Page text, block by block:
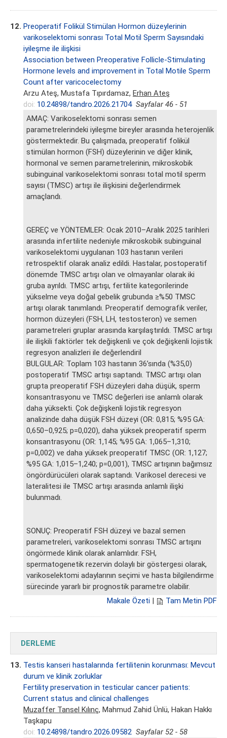
12. Preoperatif Folikül Stimülan Hormon düzeylerinin
varikoselektomi sonrası Total Motil Sperm Sayısındaki
iyileşme ile ilişkisi
Association between Preoperative Follicle-Stimulating
Hormone levels and improvement in Total Motile Sperm
Count after varicocelectomy
Arzu Ateş, Mustafa Tıpırdamaz, Erhan Ateş
doi: 10.24898/tandro.2026.21704 Sayfalar 46 - 51
AMAÇ: Varikoselektomi sonrası semen
parametrelerindeki iyileşme bireyler arasında heterojenlik
göstermektedir. Bu çalışmada, preoperatif folikül
stimülan hormon (FSH) düzeylerinin ve diğer klinik,
hormonal ve semen parametrelerinin, mikroskobik
subinguinal varikoselektomi sonrası total motil sperm
sayısı (TMSC) artışı ile ilişkisini değerlendirmek
amaçlandı.
GEREÇ ve YÖNTEMLER: Ocak 2010–Aralık 2025 tarihleri
arasında infertilite nedeniyle mikroskobik subinguinal
varikoselektomi uygulanan 103 hastanın verileri
retrospektif olarak analiz edildi. Hastalar, postoperatif
dönemde TMSC artışı olan ve olmayanlar olarak iki
gruba ayrıldı. TMSC artışı, fertilite kategorilerinde
yükselme veya doğal gebelik grubunda ≥%50 TMSC
artışı olarak tanımlandı. Preoperatif demografik veriler,
hormon düzeyleri (FSH, LH, testosteron) ve semen
parametreleri gruplar arasında karşılaştırıldı. TMSC artışı
ile ilişkili faktörler tek değişkenli ve çok değişkenli lojistik
regresyon analizleri ile değerlendiril
BULGULAR: Toplam 103 hastanın 36’sında (%35,0)
postoperatif TMSC artışı saptandı. TMSC artışı olan
grupta preoperatif FSH düzeyleri daha düşük, sperm
konsantrasyonu ve TMSC değerleri ise anlamlı olarak
daha yüksekti. Çok değişkenli lojistik regresyon
analizinde daha düşük FSH düzeyi (OR: 0,815; %95 GA:
0,650–0,925; p=0,020), daha yüksek preoperatif sperm
konsantrasyonu (OR: 1,145; %95 GA: 1,065–1,310;
p=0,002) ve daha yüksek preoperatif TMSC (OR: 1,127;
%95 GA: 1,015–1,240; p=0,001), TMSC artışının bağımsız
öngördürücüleri olarak saptandı. Varikosel derecesi ve
lateralitesi ile TMSC artışı arasında anlamlı ilişki
bulunmadı.
SONUÇ: Preoperatif FSH düzeyi ve bazal semen
parametreleri, varikoselektomi sonrası TMSC artışını
öngörmede klinik olarak anlamlıdır. FSH,
spermatogenetik rezervin dolaylı bir göstergesi olarak,
varikoselektomi adaylarının seçimi ve hasta bilgilendirme
sürecinde yararlı bir prognostik parametre olabilir.
Makale Özeti
Tam Metin PDF
DERLEME
13. Testis kanseri hastalarında fertilitenin korunması: Mevcut
durum ve klinik zorluklar
Fertility preservation in testicular cancer patients:
Current status and clinical challenges
Muzaffer Tansel Kılınç, Mahmud Zahid Ünlü, Hakan Hakkı
Taşkapu
doi: 10.24898/tandro.2026.09582 Sayfalar 52 - 58